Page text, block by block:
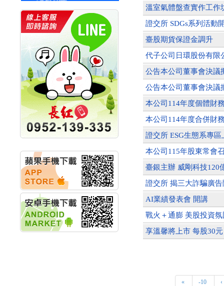
價 被盯上
新光人壽保險:新壽Q1外
價金將達996億
宇辰系統科技:宇辰業績
創新高 啟動興櫃轉上櫃
計畫
明緯企業:明緯永續科技
競賽 以電源驅動善的力
秀育企業:秀育SHO-U儲
能系統 獲國內首張CNS
認證
聯博投信:聯博00404A
從容擁抱台股主流
碩通散熱股份有限公司
公告董事會通過發言人
及代理發
華旭先進:代重要子公司
碩通散熱股份有限公司
公告董事會決議發行員
工認股權
華旭先進:代重要子公司
碩通散熱股份有限公司
溫室氣體盤查實作工作
證交所 SDGs系列活動
臺股期貨保證金調升
代子公司日環股份有限
公告本公司董事會決議
公告本公司董事會決議
本公司114年度個體財
本公司114年度合併財
證交所 ESG生態系專區
本公司115年股東常會
臺銀主辦 威剛科技120
證交所 揭三大詐騙廣告
AI業績發表會 開講
戰火＋通膨 美股投資
享溫馨將上市 每股30元
« -10 ‹